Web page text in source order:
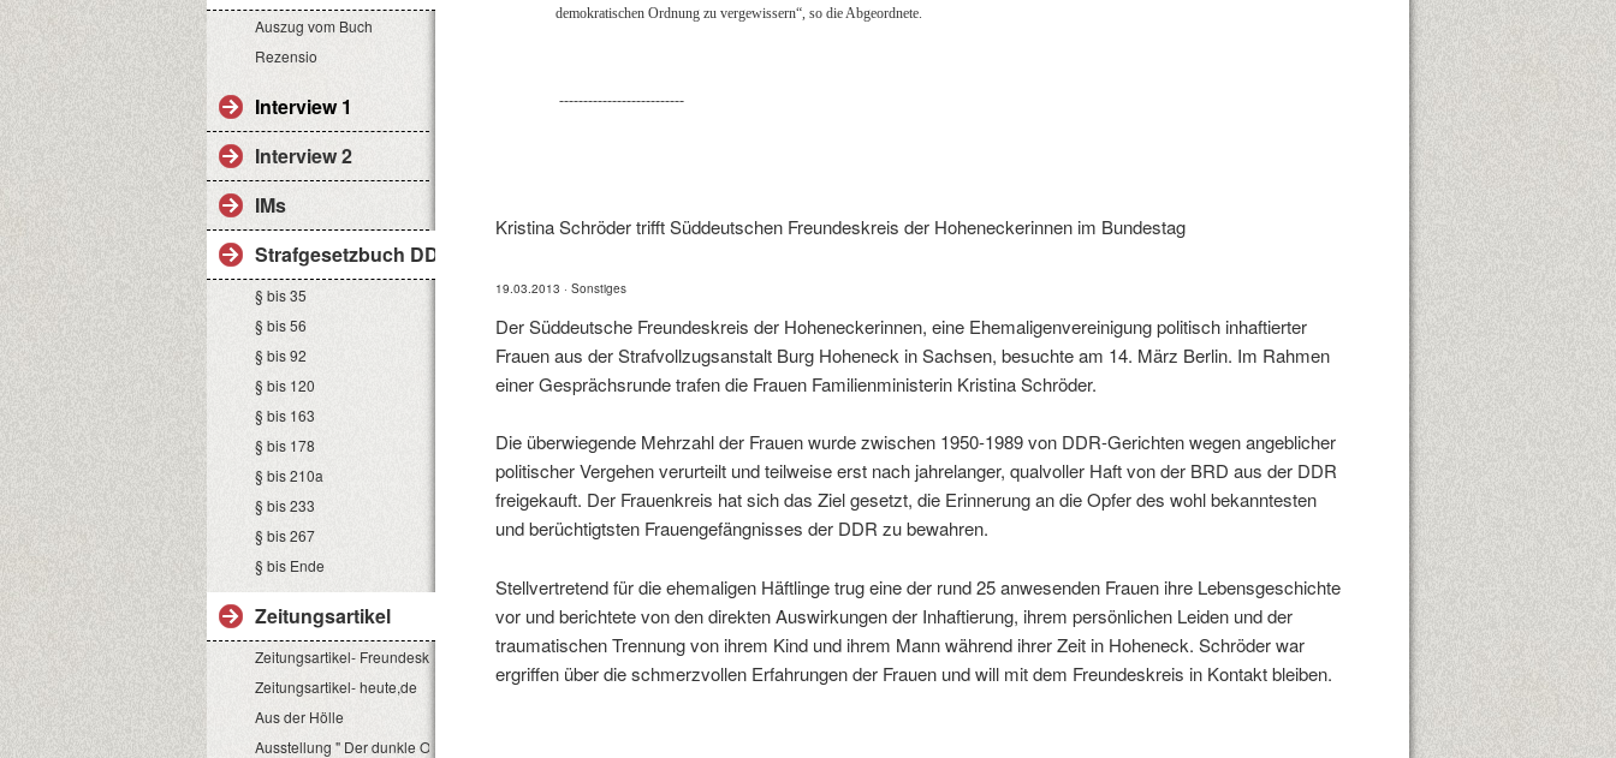
Auszug vom Buch
Rezensio
Interview 1
Interview 2
IMs
Strafgesetzbuch DDR
§ bis 35
§ bis 56
§ bis 92
§ bis 120
§ bis 163
§ bis 178
§ bis 210a
§ bis 233
§ bis 267
§ bis Ende
Zeitungsartikel
Zeitungsartikel- Freundeskreis
Zeitungsartikel- heute,de
Aus der Hölle
Ausstellung " Der dunkle Ort"
demokratischen Ordnung zu vergewissern“, so die Abgeordnete.
--------------------------
Kristina Schröder trifft Süddeutschen Freundeskreis der Hoheneckerinnen im Bundestag
19.03.2013 · Sonstiges
Der Süddeutsche Freundeskreis der Hoheneckerinnen, eine Ehemaligenvereinigung politisch inhaftierter
Frauen aus der Strafvollzugsanstalt Burg Hoheneck in Sachsen, besuchte am 14. März Berlin. Im Rahmen
einer Gesprächsrunde trafen die Frauen Familienministerin Kristina Schröder.
Die überwiegende Mehrzahl der Frauen wurde zwischen 1950-1989 von DDR-Gerichten wegen angeblicher
politischer Vergehen verurteilt und teilweise erst nach jahrelanger, qualvoller Haft von der BRD aus der DDR
freigekauft. Der Frauenkreis hat sich das Ziel gesetzt, die Erinnerung an die Opfer des wohl bekanntesten
und berüchtigtsten Frauengefängnisses der DDR zu bewahren.
Stellvertretend für die ehemaligen Häftlinge trug eine der rund 25 anwesenden Frauen ihre Lebensgeschichte
vor und berichtete von den direkten Auswirkungen der Inhaftierung, ihrem persönlichen Leiden und der
traumatischen Trennung von ihrem Kind und ihrem Mann während ihrer Zeit in Hoheneck. Schröder war
ergriffen über die schmerzvollen Erfahrungen der Frauen und will mit dem Freundeskreis in Kontakt bleiben.